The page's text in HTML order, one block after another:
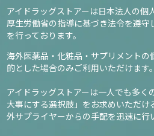
アイドラッグストアーは日本法人の個
厚生労働省の指導に基づき法令を遵守
を行っております。
海外医薬品・化粧品・サプリメントの
的とした場合のみご利用いただけます。
アイドラッグストアーは一人でも多く
大事にする選択肢」をお求めいただけ
外サプライヤーからの手配を迅速に行